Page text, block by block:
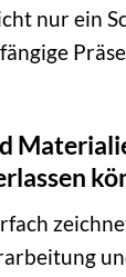
nur ein